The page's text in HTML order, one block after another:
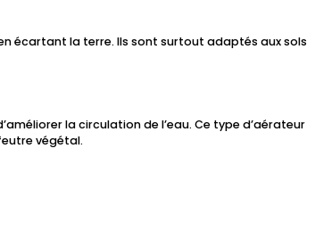
écartant la terre. Ils sont surtout adaptés aux sols
la circulation de l’eau. Ce type d’aérateur
végétal.